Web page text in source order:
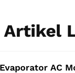
Artikel
AC